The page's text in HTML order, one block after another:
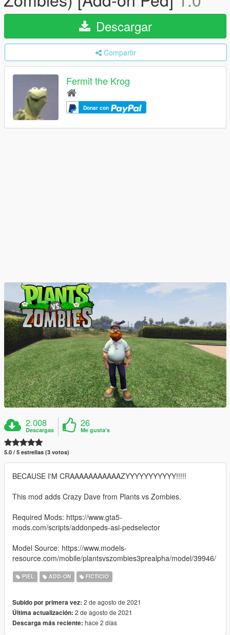
Descargar
Compartir
Fermit the Krog
Donar con
2.008
Descargas
26
Me gusta's
5.0 / 5 estrellas (3 votos)
BECAUSE I'M CRAAAAAAAAAAAZYYYYYYYYYYY!!!!!
This mod adds Crazy Dave from Plants vs Zombies.
Required Mods: https://www.gta5-
mods.com/scripts/addonpeds-asi-pedselector
Model Source: https://www.models-
resource.com/mobile/plantsvszombies3prealpha/model/39946/
PIEL ADD-ON FICTICIO
Subido por primera vez: 2 de agosto de 2021
Última actualización: 2 de agosto de 2021
Descarga más reciente: hace 2 días